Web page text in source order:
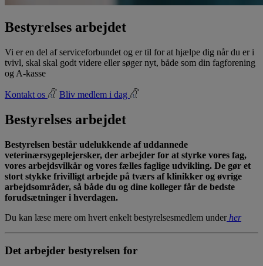
Bestyrelses arbejdet
Vi er en del af serviceforbundet og er til for at hjælpe dig når du er i
tvivl, skal skal godt videre eller søger nyt, både som din fagforening
og A-kasse
Kontakt os Bliv medlem i dag
Bestyrelses arbejdet
Bestyrelsen består udelukkende af uddannede
veterinærsygeplejersker, der arbejder for at styrke vores fag,
vores arbejdsvilkår og vores fælles faglige udvikling. De gør et
stort stykke frivilligt arbejde på tværs af klinikker og øvrige
arbejdsområder, så både du og dine kolleger får de bedste
forudsætninger i hverdagen.
Du kan læse mere om hvert enkelt bestyrelsesmedlem under her
Det arbejder bestyrelsen for